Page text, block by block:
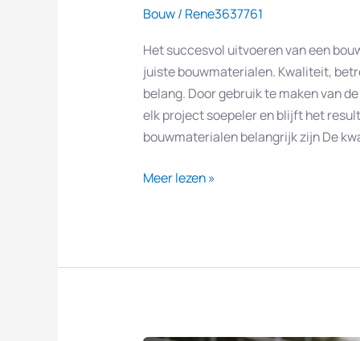
Bouw/ Rene3637761
Het succesvol uitvoeren van een
juiste bouwmaterialen. Kwaliteit,
belang. Door gebruik te maken van
elk project soepeler en blijft het
bouwmaterialen belangrijk zijn De
Meer lezen »